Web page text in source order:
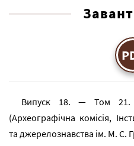
Випуск 18. — Том
(Археографічна комісія,
та джерелознавства ім. М. С.